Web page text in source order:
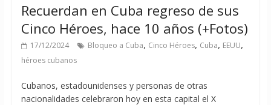
Recuerdan en Cuba regreso de sus
Cinco Héroes, hace 10 años (+Fotos)
17/12/2024 Bloqueo a Cuba, Cinco Héroes, Cuba, EEUU,
héroes cubanos
Cubanos, estadounidenses y personas de otras
nacionalidades celebraron hoy en esta capital el X